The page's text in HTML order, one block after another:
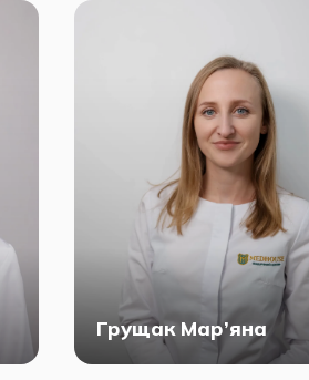
Грущак Мар’яна